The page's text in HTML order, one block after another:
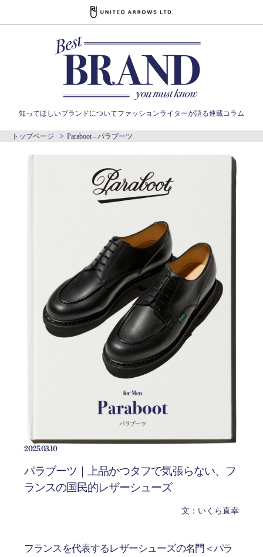
知ってほしいブランドについてファッションライターが語る連載コラム
トップページ Paraboot - パラブーツ
2025.03.10
パラブーツ｜上品かつタフで気張らない、フ
ランスの国民的レザーシューズ
文：いくら直幸
フランスを代表するレザーシューズの名門＜パラ